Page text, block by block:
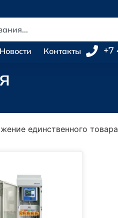
Новости Контакты +7
единственного товара